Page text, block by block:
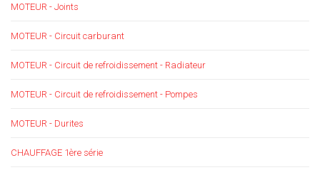
MOTEUR - Joints
MOTEUR - Circuit carburant
MOTEUR - Circuit de refroidissement - Radiateur
MOTEUR - Circuit de refroidissement - Pompes
MOTEUR - Durites
CHAUFFAGE 1ère série